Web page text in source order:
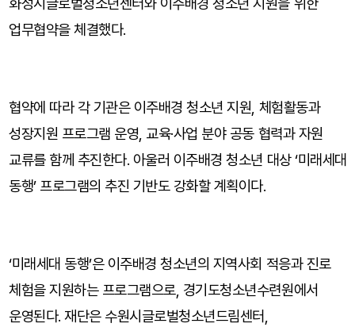
업무협약을 체결했다.
협약에 따라 각 기관은 이주배경 청소년 지원, 체험활동과
성장지원 프로그램 운영, 교육·사업 분야 공동 협력과 자원
교류를 함께 추진한다. 아울러 이주배경 청소년 대상 ‘미래세대
동행’ 프로그램의 추진 기반도 강화할 계획이다.
‘미래세대 동행’은 이주배경 청소년의 지역사회 적응과 진로
체험을 지원하는 프로그램으로, 경기도청소년수련원에서
운영된다. 재단은 수원시글로벌청소년드림센터,